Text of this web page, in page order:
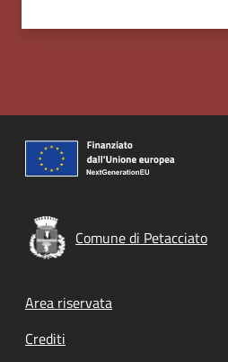
Comune di Petacciato
Footer menu
Area riservata
Crediti